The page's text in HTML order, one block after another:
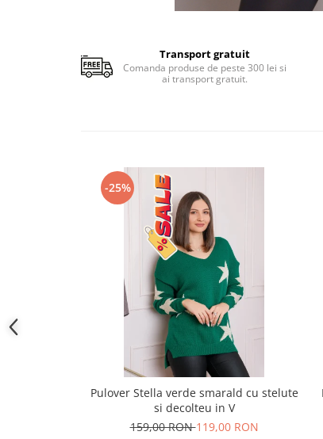
Transport gratuit
Comanda produse de peste 300 lei si
ai transport gratuit.
-25%
Pulover Stella verde smarald cu stelute
si decolteu in V
159,00 RON119,00 RON